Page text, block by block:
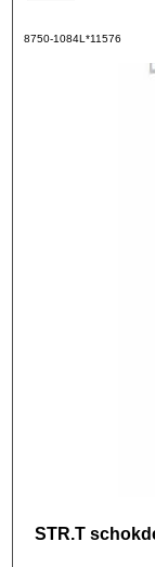
8750-1084L*11576
STR.T